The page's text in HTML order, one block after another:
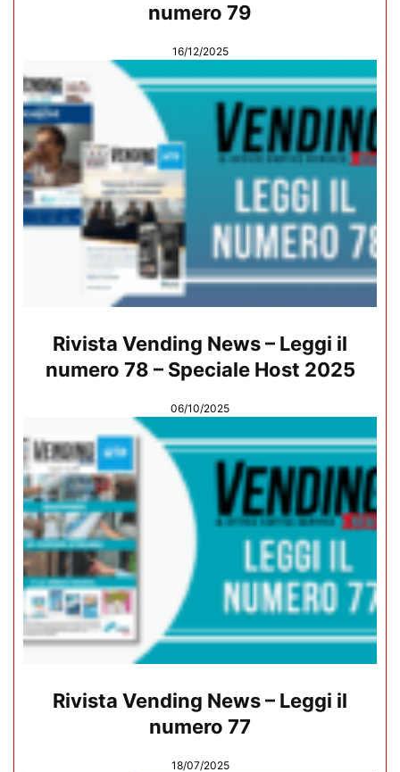
numero 79
16/12/2025
Rivista Vending News – Leggi il
numero 78 – Speciale Host 2025
06/10/2025
Rivista Vending News – Leggi il
numero 77
18/07/2025